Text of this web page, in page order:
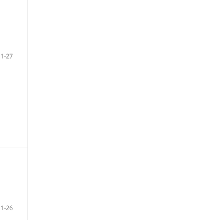
1-27
1-26